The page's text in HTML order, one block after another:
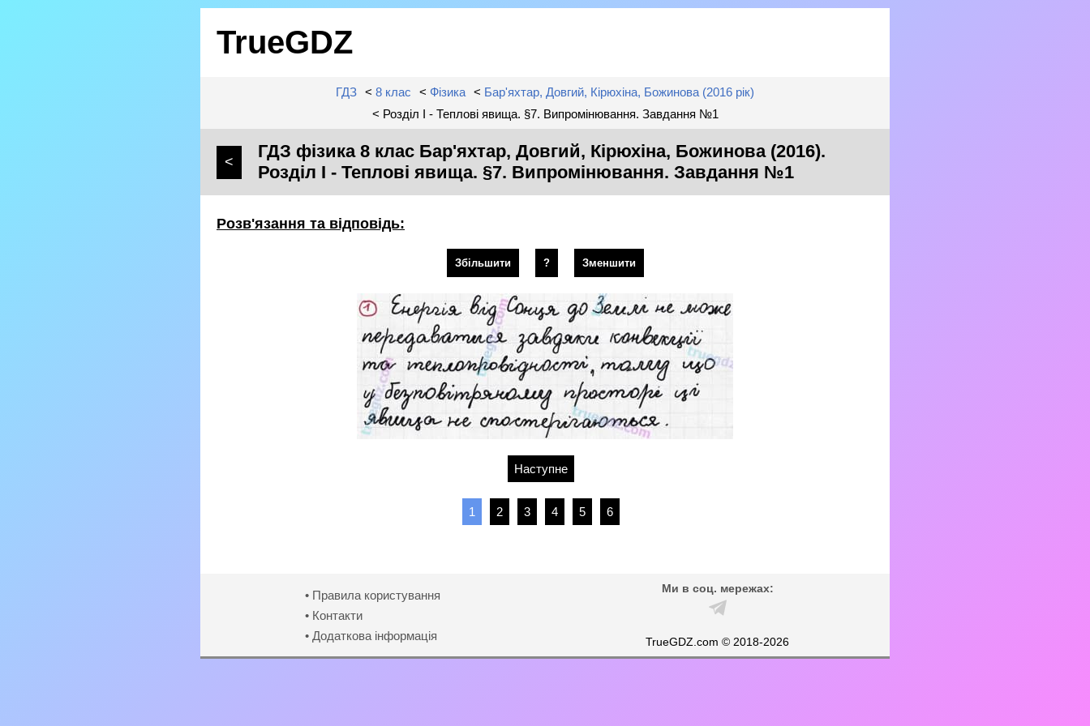
TrueGDZ
ГДЗ < 8 клас < Фізика < Бар'яхтар, Довгий, Кірюхіна, Божинова (2016 рік)
< Розділ I - Теплові явища. §7. Випромінювання. Завдання №1
<
ГДЗ фізика 8 клас Бар'яхтар, Довгий, Кірюхіна, Божинова (2016).
Розділ I - Теплові явища. §7. Випромінювання. Завдання №1
Розв'язання та відповідь:
Збільшити ? Зменшити
Наступне
1 2 3 4 5 6
• Правила користування
• Контакти
• Додаткова інформація
Ми в соц. мережах:
TrueGDZ.com © 2018-2026